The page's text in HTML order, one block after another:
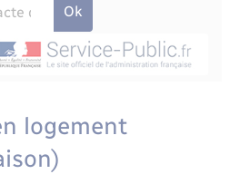
logement